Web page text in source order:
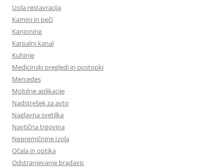
Izola restavracija
Kamini in peči
Kanjoning
Karpalni kanal
Kuhinje
Medicinski pregledi in postopki
Mercedes
Mobilne aplikacije
Nadstrešek za avto
Naglavna svetilka
Navtična trgovina
Nepremičnine Izola
Očala in optika
Odstranjevanje bradavic